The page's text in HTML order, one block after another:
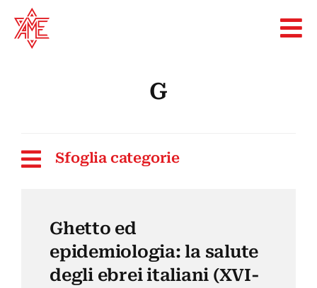
Skip
content
G
Sfoglia categorie
Ghetto ed
epidemiologia: la salute
degli ebrei italiani (XVI-